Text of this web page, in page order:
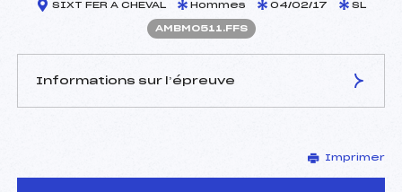
SIXT FER A CHEVAL Hommes 04/02/17 SL
AMBM0511.FFS
Informations sur l’épreuve
ROULET GUY (MB)
Arbitre :
DENERIAZ GUILLAUME
Imprimer